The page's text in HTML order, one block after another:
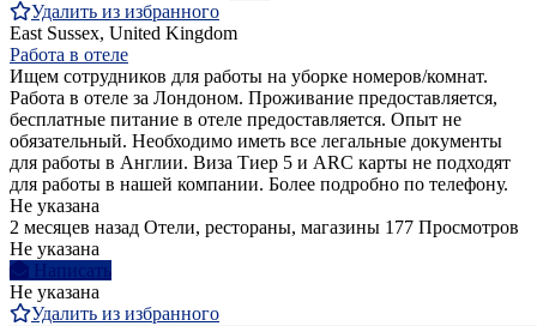
Удалить из избранного
East Sussex, United Kingdom
Работа в отеле
Ищем сотрудников для работы на уборке номеров/комнат.
Работа в отеле за Лондоном. Проживание предоставляется,
бесплатные питание в отеле предоставляется. Опыт не
обязательный. Необходимо иметь все легальные документы
для работы в Англии. Виза Тиер 5 и ARC карты не подходят
для работы в нашей компании. Более подробно по телефону.
Не указана
2 месяцев назад Отели, рестораны, магазины 177 Просмотров
Не указана
Написать
Не указана
Удалить из избранного